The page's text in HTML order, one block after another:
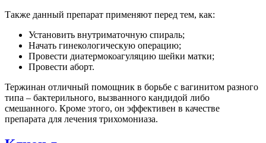
Также данный препарат применяют перед тем, как:
Установить внутриматочную спираль;
Начать гинекологическую операцию;
Провести диатермокоагуляцию шейки матки;
Провести аборт.
Тержинан отличный помощник в борьбе с вагинитом разного
типа – бактерильного, вызванного кандидой либо
смешанного. Кроме этого, он эффективен в качестве
препарата для лечения трихомониаза.